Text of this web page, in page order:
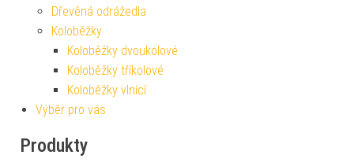
Dřevěná odrážedla
Koloběžky
Koloběžky dvoukolové
Koloběžky tříkolové
Koloběžky vlnící
Výběr pro vás
Produkty